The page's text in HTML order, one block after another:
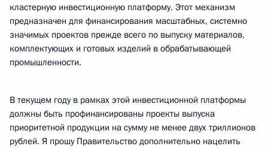
кластерную инвестиционную платформу. Этот механизм
предназначен для финансирования масштабных, системно
значимых проектов прежде всего по выпуску материалов,
комплектующих и готовых изделий в обрабатывающей
промышленности.
В текущем году в рамках этой инвестиционной платформы
должны быть профинансированы проекты выпуска
приоритетной продукции на сумму не менее двух триллионов
рублей. Я прошу Правительство дополнительно нацелить